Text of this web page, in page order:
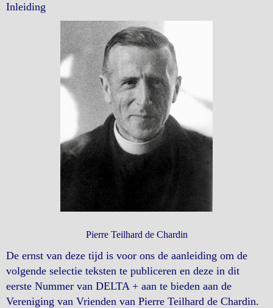
Inleiding
Pierre Teilhard de Chardin
De ernst van deze tijd is voor ons de aanleiding om de
volgende selectie teksten te publiceren en deze in dit
eerste Nummer van DELTA + aan te bieden aan de
Vereniging van Vrienden van Pierre Teilhard de Chardin.